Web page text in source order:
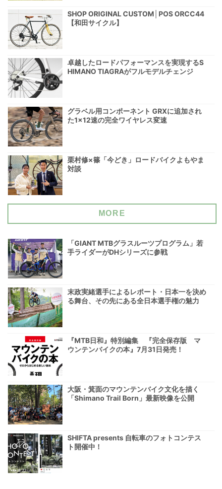
SHOP ORIGINAL CUSTOM│POS ORCC44
【和田サイクル】
卓越したロードパフォーマンスを実現するS
HIMANO TIAGRAがフルモデルチェンジ
グラベル用コンポーネント GRXに追加され
た1×12速の完全ワイヤレス変速
栗村修×篠「今どき」ロードバイクよもやま
対談
MORE
「GIANT MTBグラスルーツプログラム」若
手ライダーがDHシリーズに参戦
末政実緒選手によるレポート・日本一を決め
る舞台、その先にある全日本選手権の魅力
『MTB日和』特別編集 『完全保存版 マ
ウンテンバイクの本』7月31日発売！
大阪・箕面のマウンテンバイク文化を描く
「Shimano Trail Born」最新映像を公開
SHIFTA presents 自転車のフォトコンテス
ト開催中！